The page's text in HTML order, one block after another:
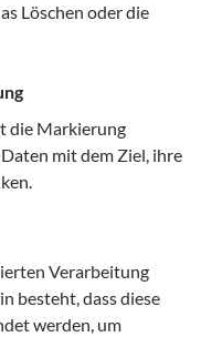
Löschen oder die
die Markierung
mit dem Ziel, ihre
Verarbeitung
besteht, dass diese
werden, um